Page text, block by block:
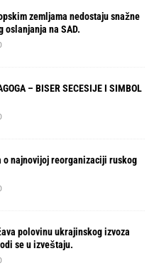
zemljama nedostaju snažne
oslanjanja na SAD.
– BISER SECESIJE I SIMBOL
o najnovijoj reorganizaciji ruskog
polovinu ukrajinskog izvoza
se u izveštaju.